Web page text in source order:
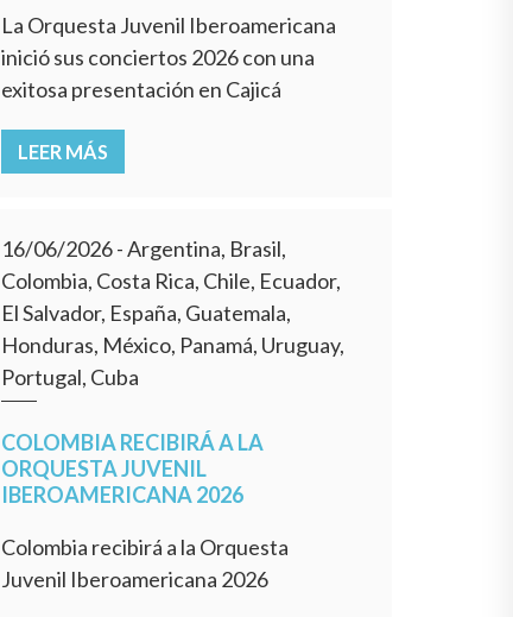
La Orquesta Juvenil Iberoamericana
inició sus conciertos 2026 con una
exitosa presentación en Cajicá
LEER MÁS
16/06/2026- Argentina, Brasil,
Colombia, Costa Rica, Chile, Ecuador,
El Salvador, España, Guatemala,
Honduras, México, Panamá, Uruguay,
Portugal, Cuba
COLOMBIA RECIBIRÁ A LA
ORQUESTA JUVENIL
IBEROAMERICANA 2026
Colombia recibirá a la Orquesta
Juvenil Iberoamericana 2026